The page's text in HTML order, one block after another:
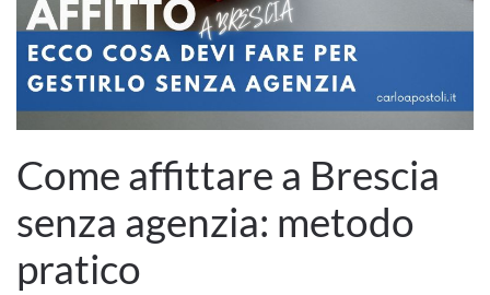
Come affittare a Brescia
senza agenzia: metodo
pratico